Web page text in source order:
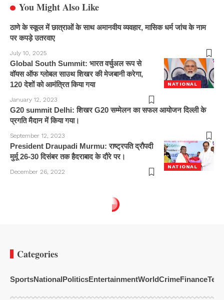
You Might Also Like
ठाणे के स्कूल में छात्राओं के साथ अमानवीय व्यवहार, मासिक धर्म जांच के नाम
पर कपड़े उतरवाए
July 10, 2025
NATIONAL
Global South Summit: भारत वर्चुअल रूप से
वॉयस ऑफ ग्लोबल साउथ शिखर की मेजबानी करेगा,
120 देशों को आमंत्रित किया गया
January 12, 2023
G20 summit Delhi: शिखर G20 सम्मेलन का सफल आयोजन दिल्ली के
प्रगति मैदान में किया गया।
September 12, 2023
NATIONAL
President Draupadi Murmu: राष्ट्रपति द्रौपदी
मुर्मू 26-30 दिसंबर तक हैदराबाद के दौरे पर।
December 26, 2022
Categories
SportsNationalPoliticsEntertainmentWorldCrimeFinance